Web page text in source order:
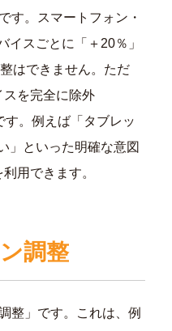
す。スマートフォン・
イスごとに「＋20％」
はできません。ただ
スを完全に除外
す。例えば「タブレッ
」といった明確な意図
用できます。
調整
整」です。これは、例